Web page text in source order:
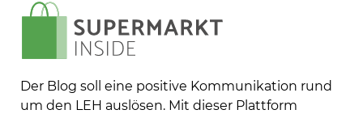
Der Blog soll eine positive Kommunikation rund
um den LEH auslösen. Mit dieser Plattform